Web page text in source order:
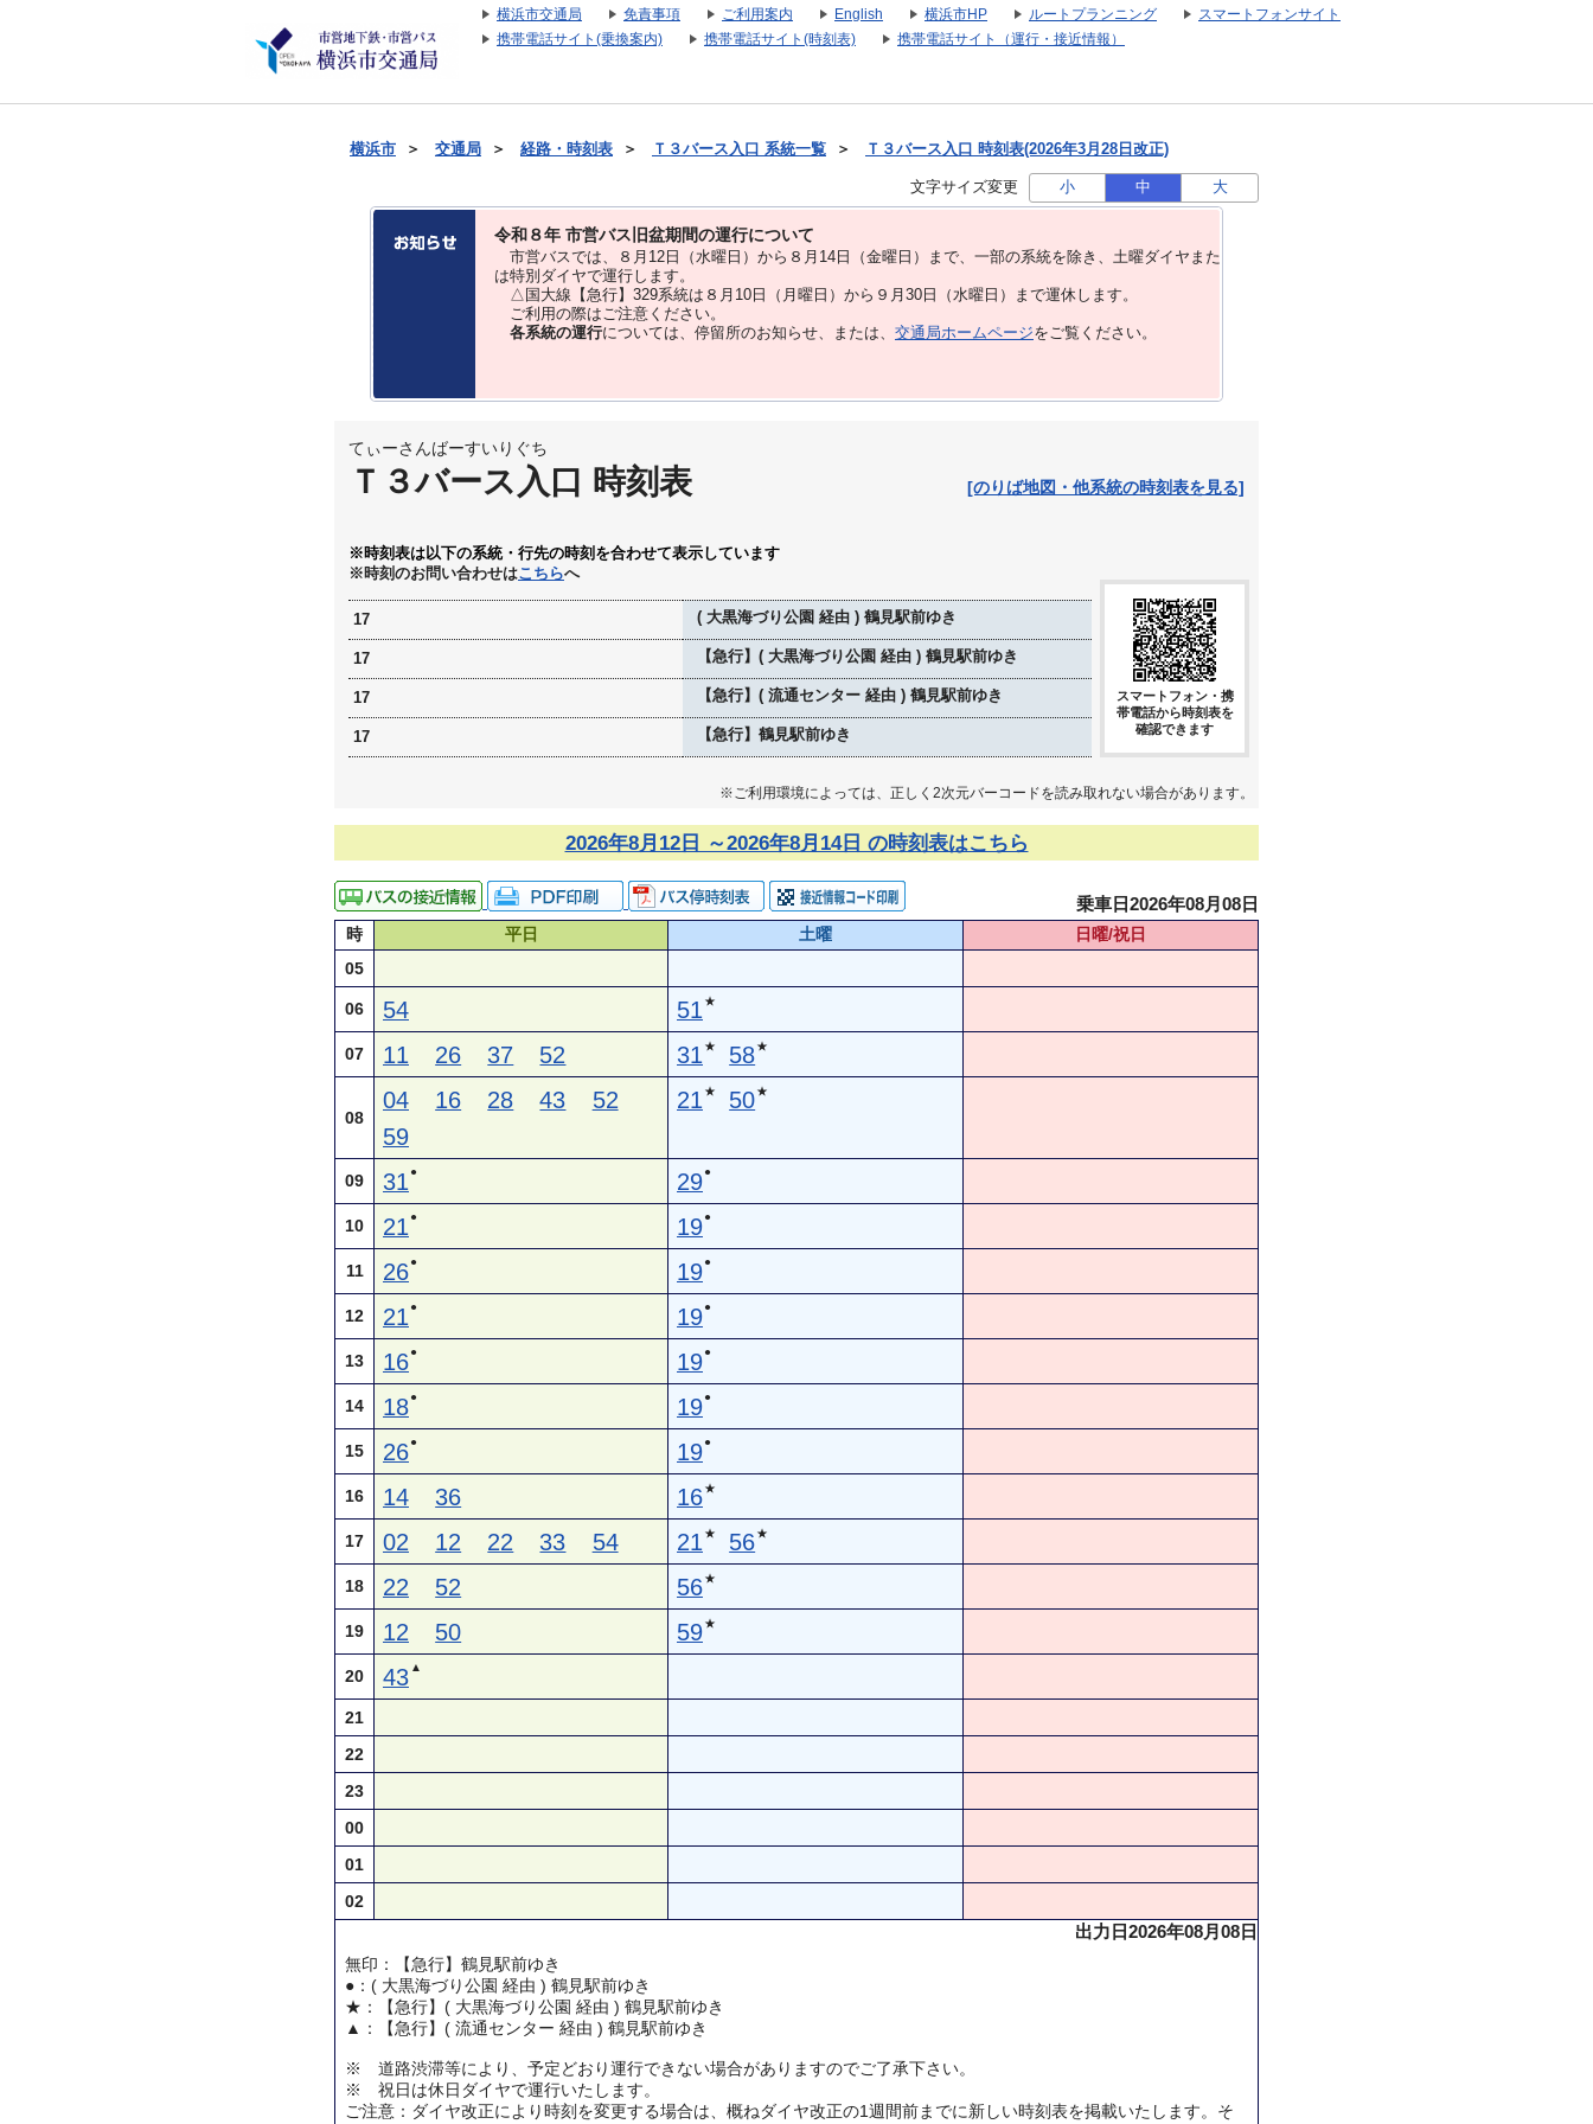
横浜市交通局 免責事項 ご利用案内 English 横浜市HP ルートプランニング
スマートフォンサイト
携帯電話サイト(乗換案内)
携帯電話サイト(時刻表) 携帯電話サイト（運行・接近情報）
横浜市 ＞ 交通局 ＞ 経路・時刻表 ＞ Ｔ３バース入口 系統一覧 ＞ Ｔ３バース入口 時刻表(2026年3月28日改正)
文字サイズ変更 小 中 大
令和８年 市営バス旧盆期間の運行について
市営バスでは、８⽉12⽇（水曜日）から８⽉14⽇（金曜日）まで、⼀部の系統を除き、⼟曜ダイヤまた
は特別ダイヤで運⾏します。
△国大線【急行】329系統は８月10日（月曜日）から９月30日（水曜日）まで運休します。
ご利用の際はご注意ください。
各系統の運行については、停留所のお知らせ、または、 交通局ホームページをご覧ください。
てぃーさんばーすいりぐち
Ｔ３バース入口 時刻表 [のりば地図・他系統の時刻表を見る]
※時刻表は以下の系統・行先の時刻を合わせて表示しています
※時刻のお問い合わせはこちらへ
17 ( 大黒海づり公園 経由 ) 鶴見駅前ゆき
17 【急行】( 大黒海づり公園 経由 ) 鶴見駅前ゆき
17 【急行】( 流通センター 経由 ) 鶴見駅前ゆき
17 【急行】鶴見駅前ゆき
スマートフォン・携
帯電話から時刻表を
確認できます
※ご利用環境によっては、正しく2次元バーコードを読み取れない場合があります。
2026年8月12日 ～2026年8月14日 の時刻表はこちら
乗車日2026年08月08日
時 平日 土曜
日曜/祝日
05
06 54 51 ★
07 11 26 37 52 31 ★ 58★
08
04 16 28 43
52
59
21 ★ 50★
09 31 ● 29●
10 21 ● 19●
11 26● 19●
12 21 ● 19●
13 16● 19●
14 18● 19●
15 26● 19●
16 14 36 16★
17 02 12 22 33 54 21 ★ 56★
18 22 52 56★
19 12 50 59★
20 43 ▲
21
22
23
00
01
02
出力日2026年08月08日
無印：【急行】鶴見駅前ゆき
●：( 大黒海づり公園 経由 ) 鶴見駅前ゆき
★：【急行】( 大黒海づり公園 経由 ) 鶴見駅前ゆき
▲：【急行】( 流通センター 経由 ) 鶴見駅前ゆき
※ 道路渋滞等により、予定どおり運行できない場合がありますのでご了承下さい。
※ 祝日は休日ダイヤで運行いたします。
ご注意：ダイヤ改正により時刻を変更する場合は、概ねダイヤ改正の1週間前までに新しい時刻表を掲載いたします。そ